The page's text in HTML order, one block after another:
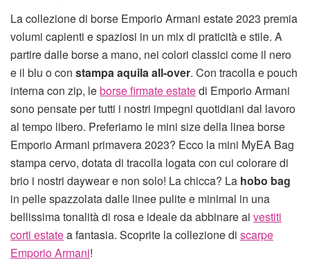
La collezione di borse Emporio Armani estate 2023 premia
volumi capienti e spaziosi in un mix di praticità e stile. A
partire dalle borse a mano, nei colori classici come il nero
e il blu o con stampa aquila all-over. Con tracolla e pouch
interna con zip, leborse firmate estatedi Emporio Armani
sono pensate per tutti i nostri impegni quotidiani dal lavoro
al tempo libero. Preferiamo le mini size della linea borse
Emporio Armani primavera 2023? Ecco la mini MyEA Bag
stampa cervo, dotata di tracolla logata con cui colorare di
brio i nostri daywear e non solo! La chicca? La hobo bag
in pelle spazzolata dalle linee pulite e minimal in una
bellissima tonalità di rosa e ideale da abbinare ai vestiti
corti estatea fantasia. Scoprite la collezione di scarpe
Emporio Armani!